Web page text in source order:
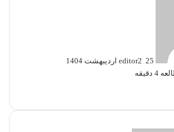
editor2 ه
ا
ی
25 اردیبهشت 1404